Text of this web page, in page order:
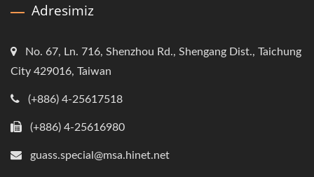
Adresimiz
No. 67, Ln. 716, Shenzhou Rd., Shengang Dist., Taichung
City 429016, Taiwan
(+886) 4-25617518
(+886) 4-25616980
guass.special@msa.hinet.net